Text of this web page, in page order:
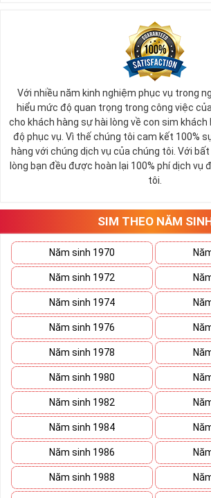
Ý nghĩa sim tứ quý 2
Theo quan niệm phong thủy
Số 2 tượng trưng cho sự cân bằng, hài hòa
trời. Sự cân bằng này giúp cho mọi việc đều
nhiều may mắn trong cuộc sống và kinh
Số 2 còn biểu trưng cho lòng tốt, sự ổn định
mọi vấn đề. Số 2 giúp cho họ có được sự lựa
những hướng giải quyết đúng đắn nhắt.
tứ 2 cùng xuất hiện trong một dãy số sim
sim tứ quýtăng lên gấp bội. Sở hữu sim Tứ
thần người sở hữu là không sợ bất cứ điều gì
mọi điều tốt đẹp và may mắn ắt sẽ đến.
Lợi ích sim Tứ Quý 2 mang lại là gì?
Với nhiều năm kinh nghiệm phục vụ trong
hiểu mức độ quan trọng trong công việc
cho khách hàng sự hài lòng về con sim khách
độ phục vụ. Vì thế chúng tôi cam kết 100%
hàng với chúng dịch vụ của chúng tôi. Với
lòng bạn đều được hoàn lại 100% phí dịch vụ
tôi.
SIM THEO NĂM
Năm sinh 1970
Năm sinh 1972
Năm sinh 1974
Năm sinh 1976
Năm sinh 1978
Năm sinh 1980
Năm sinh 1982
Năm sinh 1984
Năm sinh 1986
Năm sinh 1988